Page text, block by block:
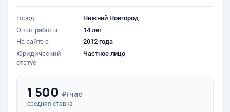
Город
Нижний Новгород
Опыт работы
14 лет
На сайте с
2012 года
Юридический
статус
Частное лицо
1 500 ₽/час
средняя ставка